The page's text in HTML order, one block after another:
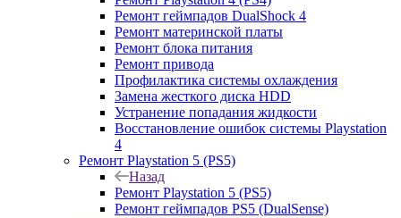
Ремонт геймпадов DualShock 4
Ремонт материнской платы
Ремонт блока питания
Ремонт привода
Профилактика системы охлаждения
Замена жесткого диска HDD
Устранение попадания жидкости
Восстановление ошибок системы Playstation
4
Ремонт Playstation 5 (PS5)
Назад
Ремонт Playstation 5 (PS5)
Ремонт геймпадов PS5 (DualSense)